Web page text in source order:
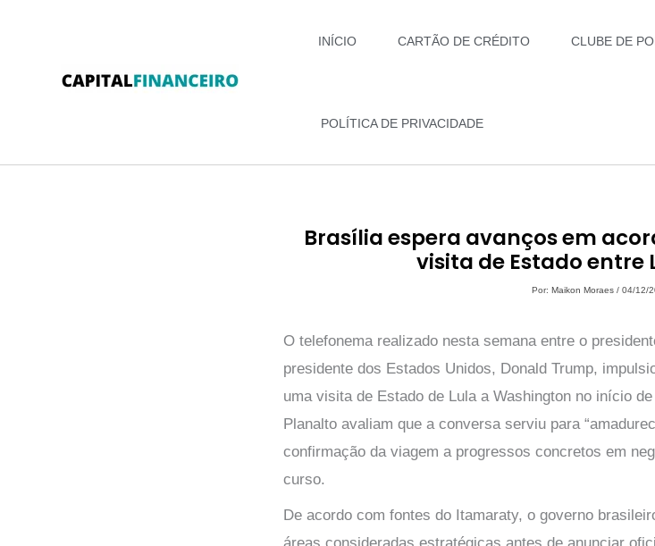
INÍCIO CARTÃO DE CRÉDITO CLUBE DE
POLÍTICA DE PRIVACIDADE
Brasília espera avanços em
visita de Estado entre
Por: Maikon Moraes / 04/12/
O telefonema realizado nesta semana entre o
presidente dos Estados Unidos, Donald Trump,
uma visita de Estado de Lula a Washington no início
Planalto avaliam que a conversa serviu para
confirmação da viagem a progressos concretos em
curso.
De acordo com fontes do Itamaraty, o governo
áreas consideradas estratégicas antes de anunciar